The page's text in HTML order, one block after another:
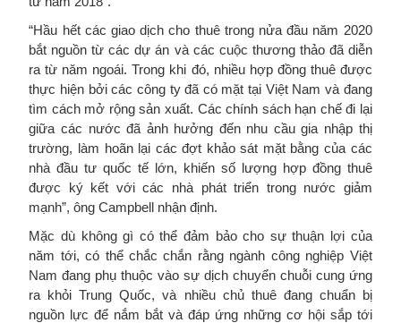
“Hầu hết các giao dịch cho thuê trong nửa đầu năm 2020
bắt nguồn từ các dự án và các cuộc thương thảo đã diễn
ra từ năm ngoái. Trong khi đó, nhiều hợp đồng thuê được
thực hiện bởi các công ty đã có mặt tại Việt Nam và đang
tìm cách mở rộng sản xuất. Các chính sách hạn chế đi lại
giữa các nước đã ảnh hưởng đến nhu cầu gia nhập thị
trường, làm hoãn lại các đợt khảo sát mặt bằng của các
nhà đầu tư quốc tế lớn, khiến số lượng hợp đồng thuê
được ký kết với các nhà phát triển trong nước giảm
mạnh”, ông Campbell nhận định.
Mặc dù không gì có thể đảm bảo cho sự thuận lợi của
năm tới, có thể chắc chắn rằng ngành công nghiệp Việt
Nam đang phụ thuộc vào sự dịch chuyển chuỗi cung ứng
ra khỏi Trung Quốc, và nhiều chủ thuê đang chuẩn bị
nguồn lực để nắm bắt và đáp ứng những cơ hội sắp tới